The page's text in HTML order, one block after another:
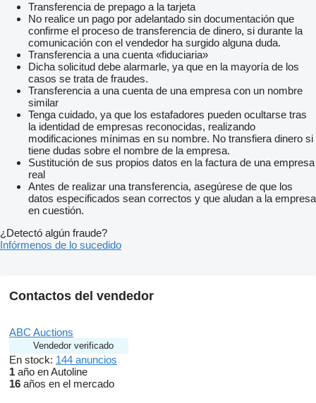
Transferencia de prepago a la tarjeta
No realice un pago por adelantado sin documentación que
confirme el proceso de transferencia de dinero, si durante la
comunicación con el vendedor ha surgido alguna duda.
Transferencia a una cuenta «fiduciaria»
Dicha solicitud debe alarmarle, ya que en la mayoría de los
casos se trata de fraudes.
Transferencia a una cuenta de una empresa con un nombre
similar
Tenga cuidado, ya que los estafadores pueden ocultarse tras
la identidad de empresas reconocidas, realizando
modificaciones mínimas en su nombre. No transfiera dinero si
tiene dudas sobre el nombre de la empresa.
Sustitución de sus propios datos en la factura de una empresa
real
Antes de realizar una transferencia, asegúrese de que los
datos especificados sean correctos y que aludan a la empresa
en cuestión.
¿Detectó algún fraude?
Infórmenos de lo sucedido
Contactos del vendedor
ABC Auctions
Vendedor verificado
En stock: 144 anuncios
1 año en Autoline
16 años en el mercado